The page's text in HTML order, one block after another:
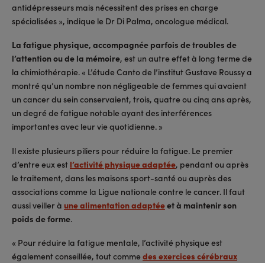
antidépresseurs mais nécessitent des prises en charge
spécialisées », indique le Dr Di Palma, oncologue médical.
La fatigue physique, accompagnée parfois de troubles de
l’attention ou de la mémoire, est un autre effet à long terme de
la chimiothérapie. « L’étude Canto de l’institut Gustave Roussy a
montré qu’un nombre non négligeable de femmes qui avaient
un cancer du sein conservaient, trois, quatre ou cinq ans après,
un degré de fatigue notable ayant des interférences
importantes avec leur vie quotidienne. »
Il existe plusieurs piliers pour réduire la fatigue. Le premier
d’entre eux est l’activité physique adaptée, pendant ou après
le traitement, dans les maisons sport-santé ou auprès des
associations comme la Ligue nationale contre le cancer. Il faut
aussi veiller à une alimentation adaptéeet à maintenir son
poids de forme.
« Pour réduire la fatigue mentale, l’activité physique est
également conseillée, tout commedes exercices cérébraux